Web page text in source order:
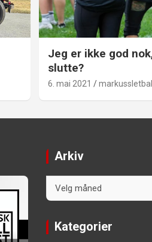
Jeg er ikke god
slutte?
6. mai 2021
Arkiv
Kategorier